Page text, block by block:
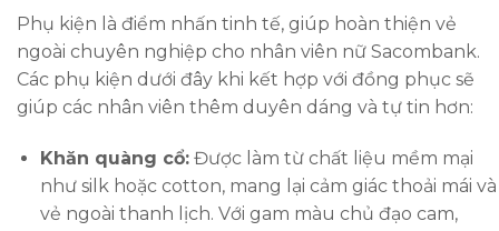
Phụ kiện là điểm nhấn tinh tế, giúp hoàn thiện vẻ
ngoài chuyên nghiệp cho nhân viên nữ Sacombank.
Các phụ kiện dưới đây khi kết hợp với đồng phục sẽ
giúp các nhân viên thêm duyên dáng và tự tin hơn:
Khăn quàng cổ:Được làm từ chất liệu mềm mại
như silk hoặc cotton, mang lại cảm giác thoải mái và
vẻ ngoài thanh lịch. Với gam màu chủ đạo cam,